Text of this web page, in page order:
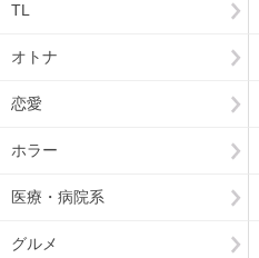
TL
オトナ
恋愛
ホラー
医療・病院系
グルメ